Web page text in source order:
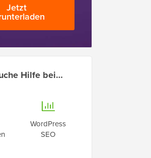
Jetzt
Hilfe bei…
WordPress
SEO